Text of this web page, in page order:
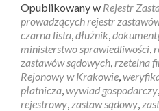
Opublikowany w Rejestr
prowadzących rejestr
czarna lista,dłużnik,
ministerstwo sprawiedliwości,
zastawów sądowych,rzetelna
Rejonowy w Krakowie,
płatnicza,wywiad gospodarczy,
rejestrowy,zastaw sądowy,